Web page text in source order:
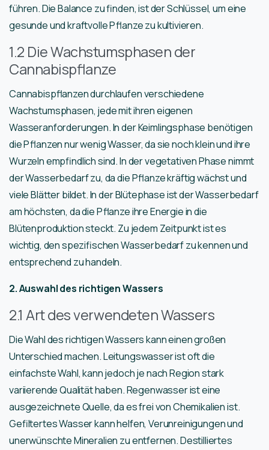
führen. Die Balance zu finden, ist der Schlüssel, um eine
gesunde und kraftvolle Pflanze zu kultivieren.
1.2 Die Wachstumsphasen der
Cannabispflanze
Cannabispflanzen durchlaufen verschiedene
Wachstumsphasen, jede mit ihren eigenen
Wasseranforderungen. In der Keimlingsphase benötigen
die Pflanzen nur wenig Wasser, da sie noch klein und ihre
Wurzeln empfindlich sind. In der vegetativen Phase nimmt
der Wasserbedarf zu, da die Pflanze kräftig wächst und
viele Blätter bildet. In der Blütephase ist der Wasserbedarf
am höchsten, da die Pflanze ihre Energie in die
Blütenproduktion steckt. Zu jedem Zeitpunkt ist es
wichtig, den spezifischen Wasserbedarf zu kennen und
entsprechend zu handeln.
2. Auswahl des richtigen Wassers
2.1 Art des verwendeten Wassers
Die Wahl des richtigen Wassers kann einen großen
Unterschied machen. Leitungswasser ist oft die
einfachste Wahl, kann jedoch je nach Region stark
variierende Qualität haben. Regenwasser ist eine
ausgezeichnete Quelle, da es frei von Chemikalien ist.
Gefiltertes Wasser kann helfen, Verunreinigungen und
unerwünschte Mineralien zu entfernen. Destilliertes